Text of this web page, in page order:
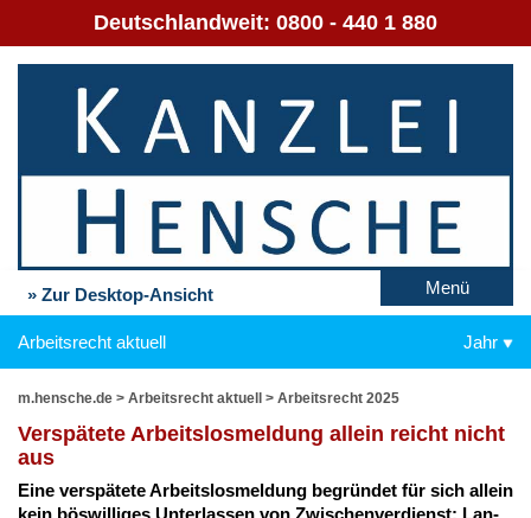
Deutschlandweit: 0800 - 440 1 880
» Zur Desktop-Ansicht Menü
Arbeitsrecht aktuell Jahr
m.hensche.de > Arbeitsrecht aktuell > Arbeitsrecht 2025
Ver­spä­te­te Ar­beits­los­mel­dung al­lein reicht nicht
aus
Ei­ne ver­spä­te­te Ar­beits­los­mel­dung be­grün­det für sich al­lein
kein bös­wil­li­ges Un­ter­las­sen von Zwi­schen­ver­dienst: Lan­